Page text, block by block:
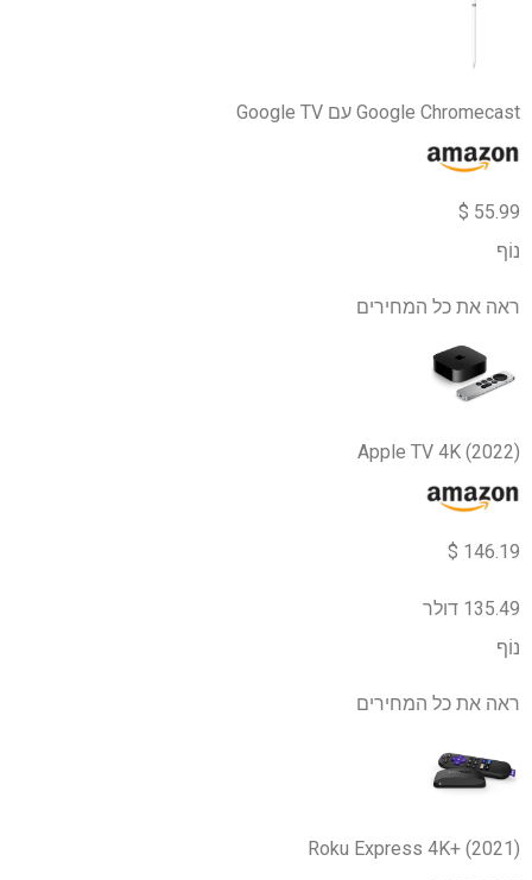
Google Chromecast עם Google TV
55.99 $
נוֹף
ראה את כל המחירים
Apple TV 4K (2022)
146.19 $
135.49 דולר
נוֹף
ראה את כל המחירים
Roku Express 4K+ (2021)